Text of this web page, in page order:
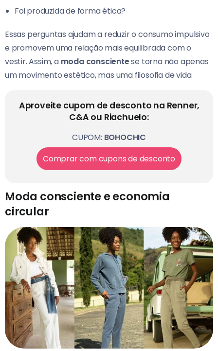
Foi produzida de forma ética?
Essas perguntas ajudam a reduzir o consumo impulsivo
e promovem uma relação mais equilibrada com o
vestir. Assim, a moda conscientese torna não apenas
um movimento estético, mas uma filosofia de vida.
Aproveite cupom de desconto na Renner,
C&A ou Riachuelo:
CUPOM: BOHOCHIC
Comprar com cupons de desconto
Moda consciente e economia
circular